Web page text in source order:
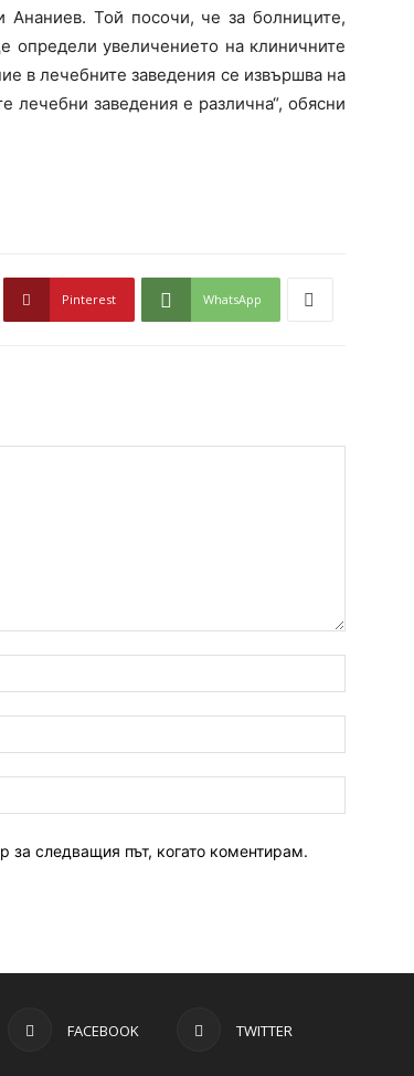
Ананиев. Той посочи, че за болниците,
увеличението на клиничните
в лечебните заведения се извършва на
лечебни заведения е различна“, обясни
Pinterest WhatsApp
за следващия път, когато коментирам.
FACEBOOK TWITTER